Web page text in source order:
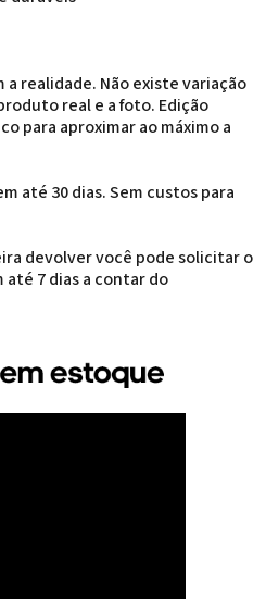
realidade. Não existe variação
real e a foto. Edição
para aproximar ao máximo a
até 30 dias. Sem custos para
devolver você pode solicitar o
até 7 dias a contar do